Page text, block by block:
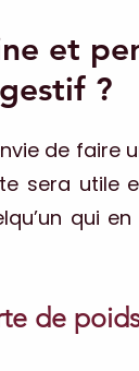
et
?
de faire
sera utile
qui
de